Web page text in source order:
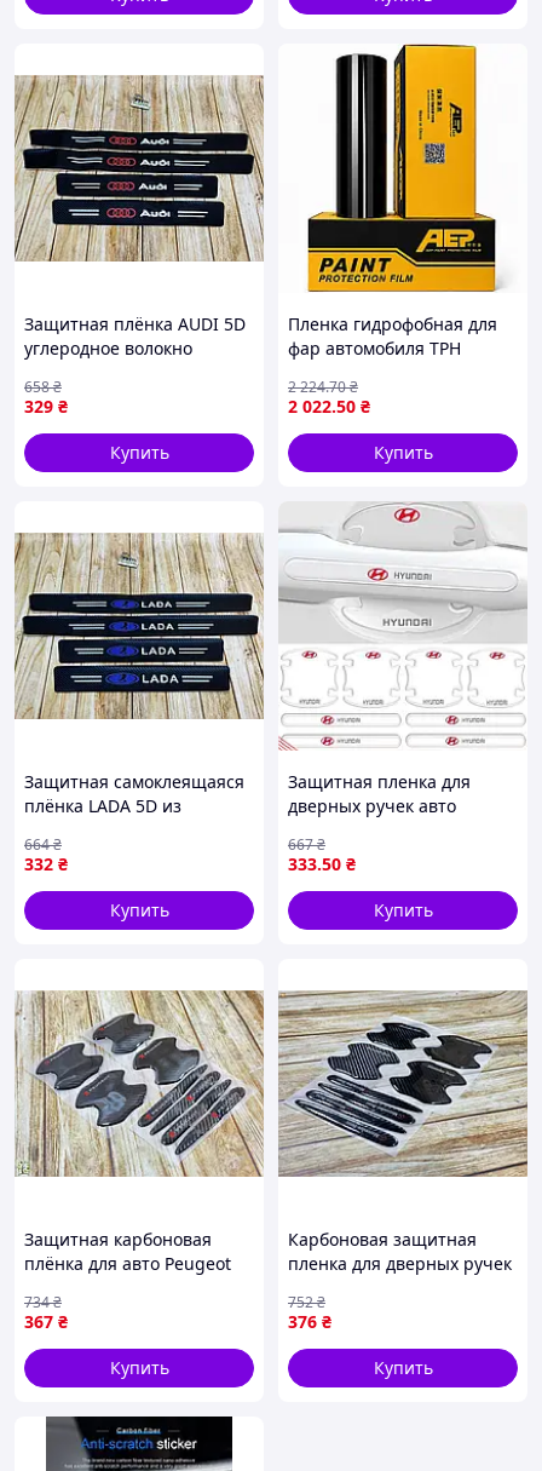
Защитная плёнка AUDI 5D
углеродное волокно
защиты автомобиля от
царапин
329 ₴
658₴
Купить
Пленка гидрофобная для
фар автомобиля ТРH
(0,3м*15м) VLT-12% AEP
2 022.50 ₴
2 224.70₴
Купить
Защитная самоклеящаяся
плёнка LADA 5D из
для защиты авто 60х7 см и
40х7 см
332 ₴
664₴
Купить
Защитная пленка для
дверных ручек авто
защиты от царапин и
потертостей
333.50 ₴
667₴
Купить
Защитная карбоновая
плёнка для авто Peugeot
дверных ручек от царапин
367 ₴
734₴
Купить
Карбоновая защитная
пленка для дверных ручек
комплекте 8 шт для
надежной защиты авто
376 ₴
752₴
Купить